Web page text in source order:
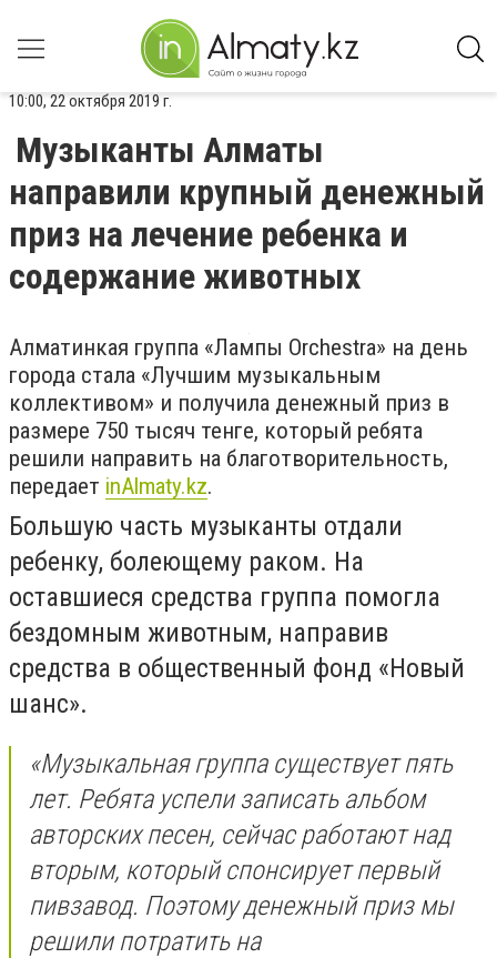
10:00, 22 октября 2019 г.
Музыканты Алматы
направили крупный денежный
приз на лечение ребенка и
содержание животных
Алматинкая группа «Лампы Orchestra» на день
города стала «Лучшим музыкальным
коллективом» и получила денежный приз в
размере 750 тысяч тенге, который ребята
решили направить на благотворительность,
передает inAlmaty.kz.
Большую часть музыканты отдали
ребенку, болеющему раком. На
оставшиеся средства группа помогла
бездомным животным, направив
средства в общественный фонд «Новый
шанс».
«Музыкальная группа существует пять
лет. Ребята успели записать альбом
авторских песен, сейчас работают над
вторым, который спонсирует первый
пивзавод. Поэтому денежный приз мы
решили потратить на